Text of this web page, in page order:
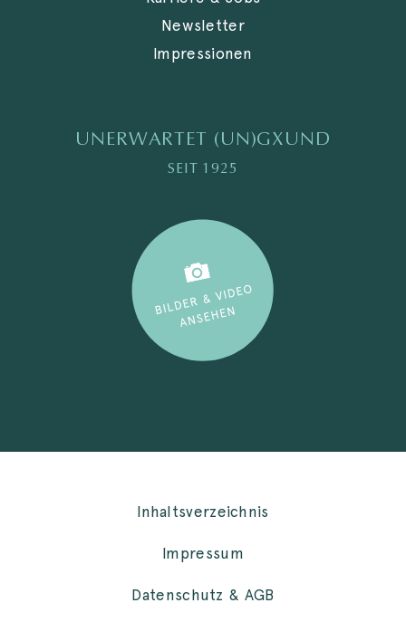
Newsletter
Impressionen
UNERWARTET (UN)GXUND
SEIT 1925
Inhaltsverzeichnis
Impressum
Datenschutz & AGB